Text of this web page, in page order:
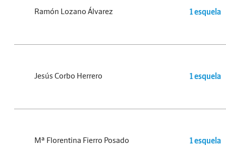
Ramón Lozano Álvarez 1 esquela
Jesús Corbo Herrero 1 esquela
Mª Florentina Fierro Posado 1 esquela